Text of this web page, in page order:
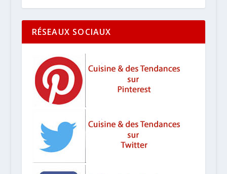
RÉSEAUX SOCIAUX